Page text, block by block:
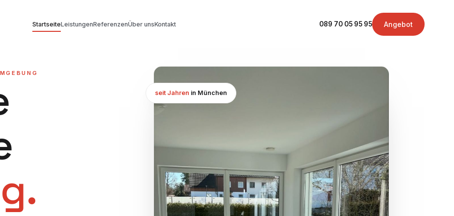
StartseiteLeistungenReferenzenÜber unsKontakt 089 70 05 95 95 Angebot
seit Jahren in München